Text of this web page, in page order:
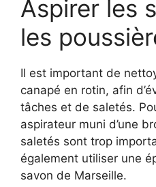
Aspirer les
les
Il est important de
canapé en rotin, afin
tâches et de saletés.
aspirateur muni d’une
saletés sont trop
également utiliser une
savon de Marseille.